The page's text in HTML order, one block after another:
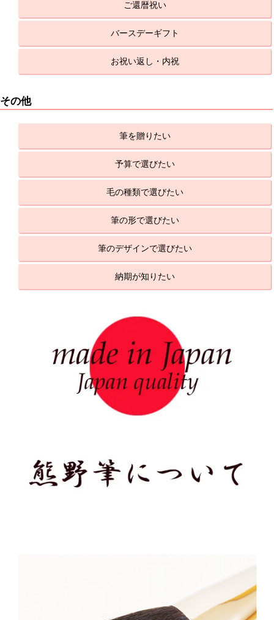
ご還暦祝い
バースデーギフト
お祝い返し・内祝
その他
筆を贈りたい
予算で選びたい
毛の種類で選びたい
筆の形で選びたい
筆のデザインで選びたい
納期が知りたい